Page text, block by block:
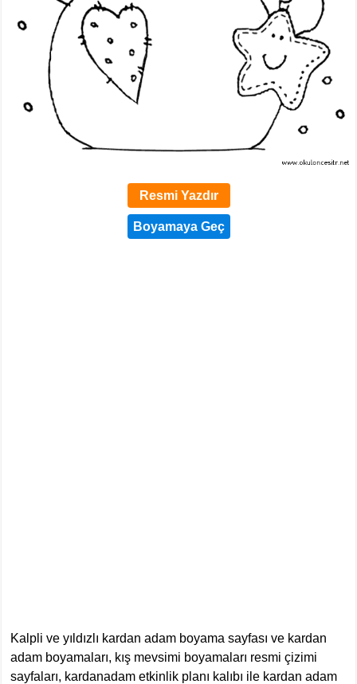
Resmi Yazdır
Kalpli ve yıldızlı kardan adam boyama sayfası ve kardan
adam boyamaları, kış mevsimi boyamaları resmi çizimi
sayfaları, kardanadam etkinlik planı kalıbı ile kardan adam